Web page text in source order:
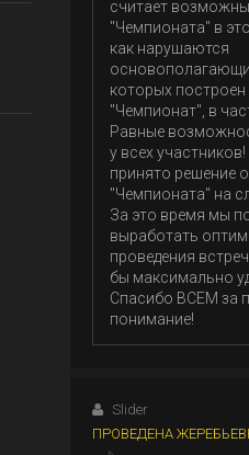
считает
"Чемпионата" в
как нарушаются
которых построен
"Чемпионат", в
Равные
у всех
принято решение
"Чемпионата" на
За это время мы
выработать
проведения
бы максимально
Спасибо ВСЕМ за
понимание!
Slider
ПРОВЕДЕНА